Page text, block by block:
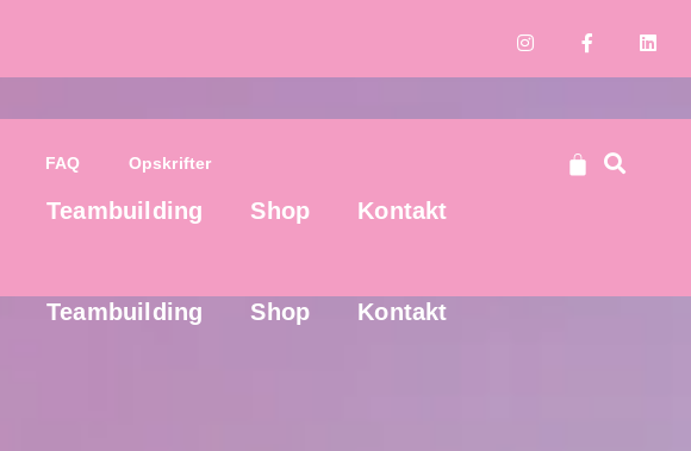
Teambuilding Shop Kontakt
FAQ Opskrifter
Teambuilding Shop Kontakt